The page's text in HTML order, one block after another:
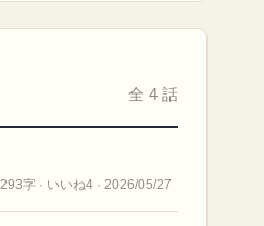
全 4 話
293字 · いいね4 · 2026/05/27